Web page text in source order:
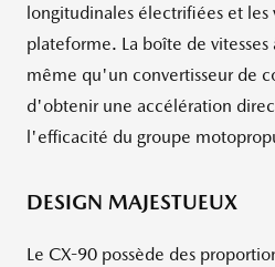
longitudinales électrifiées et les
plateforme. La boîte de
même qu'un convertisseur de
d'obtenir une accélération
l'efficacité du groupe
DESIGN MAJESTUEUX
Le CX-90 possède des